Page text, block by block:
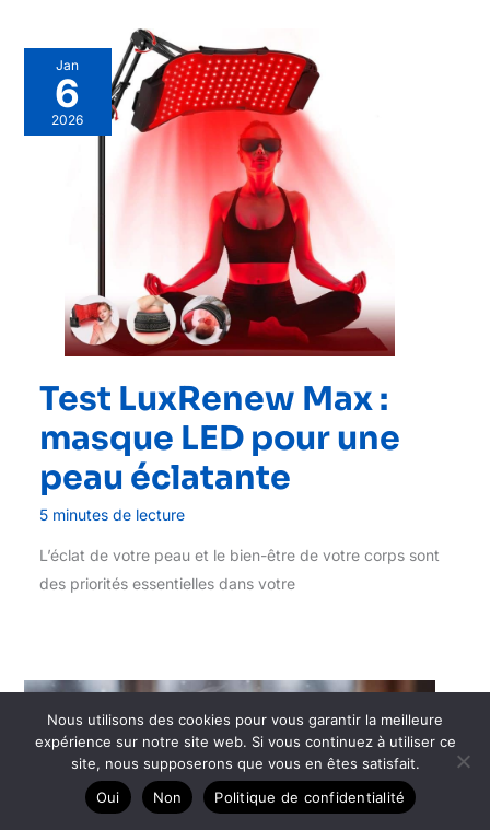
Jan
6
2026
Test LuxRenew Max :
masque LED pour une
peau éclatante
5 minutes de lecture
L’éclat de votre peau et le bien-être de votre corps sont
des priorités essentielles dans votre
Jan
5
2026
Nous utilisons des cookies pour vous garantir la meilleure
expérience sur notre site web. Si vous continuez à utiliser ce
site, nous supposerons que vous en êtes satisfait.
Oui
Non Politique de confidentialité